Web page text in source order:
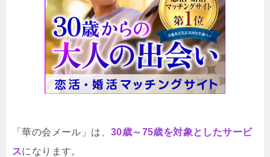
「華の会メール」は、 30歳～75歳を対象としたサービ
スになります。